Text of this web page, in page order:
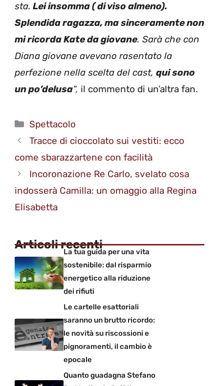
sta. Lei insomma ( di viso almeno).
Splendida ragazza, ma sinceramente non
mi ricorda Kate da giovane. Sarà che con
Diana giovane avevano rasentato la
perfezione nella scelta del cast, qui sono
un po’delusa“, il commento di un’altra fan.
Categorie
Spettacolo
Tracce di cioccolato sui vestiti: ecco
come sbarazzartene con facilità
Incoronazione Re Carlo, svelato cosa
indosserà Camilla: un omaggio alla Regina
Elisabetta
Articoli recenti
La tua guida per una vita
sostenibile: dal risparmio
energetico alla riduzione
dei rifiuti
Le cartelle esattoriali
saranno un brutto ricordo:
le novità su riscossioni e
pignoramenti, il cambio è
epocale
Quanto guadagna Stefano